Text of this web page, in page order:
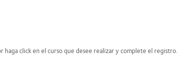
haga click en el curso que desee realizar y complete el registro.